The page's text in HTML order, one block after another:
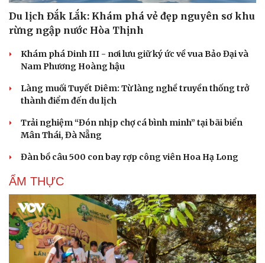
Cải chính
Du lịch Đắk Lắk: Khám phá vẻ đẹp nguyên sơ khu
rừng ngập nước Hòa Thịnh
Khám phá Dinh III - nơi lưu giữ ký ức về vua Bảo Đại và
Nam Phương Hoàng hậu
Làng muối Tuyết Diêm: Từ làng nghề truyền thống trở
thành điểm đến du lịch
Trải nghiệm “Đón nhịp chợ cá bình minh” tại bãi biển
Mân Thái, Đà Nẵng
Đàn bồ câu 500 con bay rợp công viên Hoa Hạ Long
ẨM THỰC